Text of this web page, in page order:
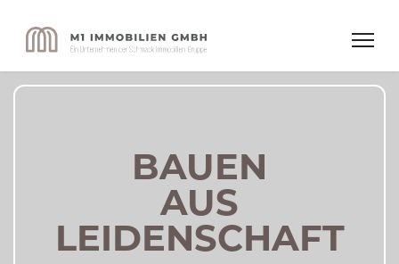
BAUEN
AUS
LEIDEN­SCHAFT